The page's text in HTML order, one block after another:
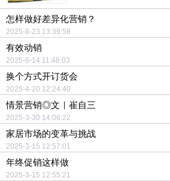
怎样做好差异化营销？
2025-8-23 13:39:58
有效动销
2025-6-14 11:48:03
换个方式开订货会
2025-4-20 12:24:40
情景营销◎文｜崔自三
2025-3-30 14:06:22
家居市场的变革与挑战
2025-3-15 12:57:01
年终促销这样做
2025-3-15 12:55:21